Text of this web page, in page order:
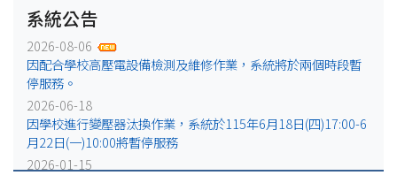
2026-05-25 賃居安全
賃居退租注意事項
2026-05-18 賃居新聞
校外租屋租金補貼宣導公告
系統公告
2026-08-06
因配合學校高壓電設備檢測及維修作業，系統將於兩個時段暫
停服務。
2026-06-18
因學校進行變壓器汰換作業，系統於115年6月18日(四)17:00-6
月22日(一)10:00將暫停服務
2026-01-15